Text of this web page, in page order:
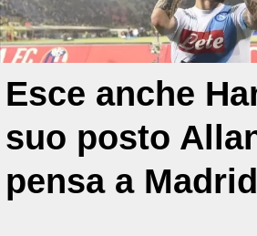
Esce anche
suo posto
pensa a